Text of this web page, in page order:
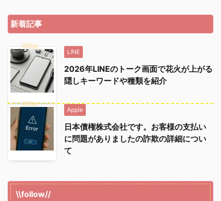
新着記事
LINE
2026年LINEのトーク画面で花火が上がる
隠しキーワードや種類を紹介
Apple
日本債権株式会社です。お客様の支払い
に問題がありましたの詐欺の詳細につい
て
\\follow//